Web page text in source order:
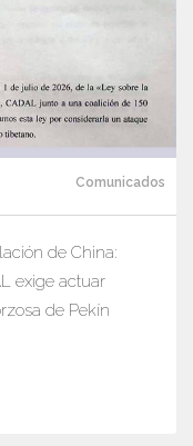
Comunicados
de China:
exige actuar
de Pekín